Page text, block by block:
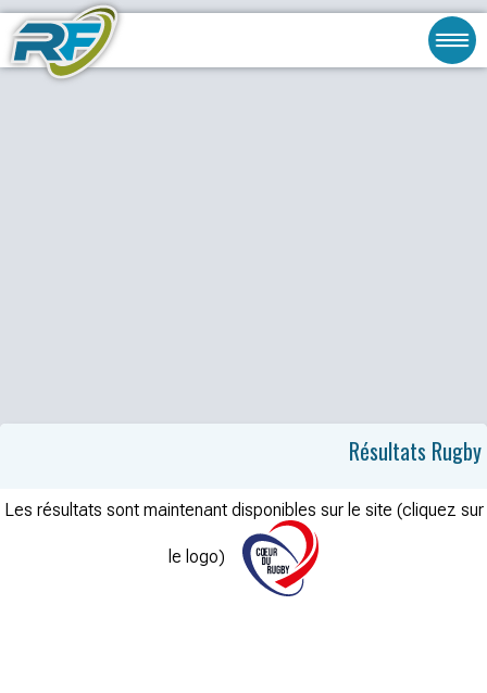
Résultats Rugby
Les résultats sont maintenant disponibles sur le site (cliquez sur
le logo)